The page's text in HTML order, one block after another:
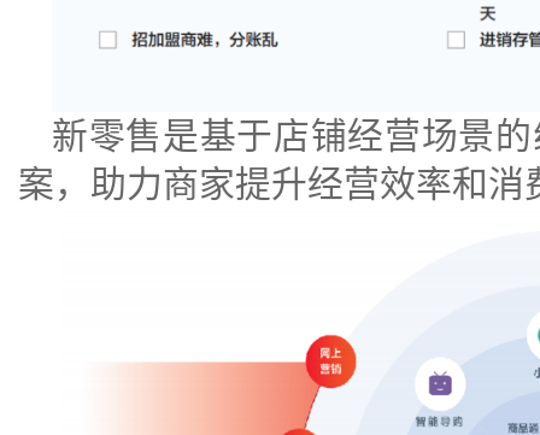
新零售是基于店铺经营场景
案，助力商家提升经营效率和消